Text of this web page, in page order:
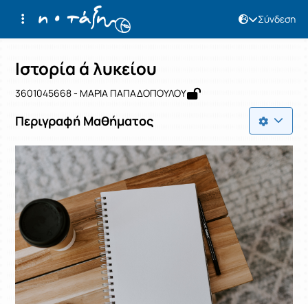
Σύνδεση
Αρχική Σελίδα
Μάθημα : Ιστορία ά λυκείου
Κωδικός : 3601045668
Ιστορία ά λυκείου
3601045668 - ΜΑΡΙΑ ΠΑΠΑΔΟΠΟΥΛΟΥ
Περιγραφή Μαθήματος